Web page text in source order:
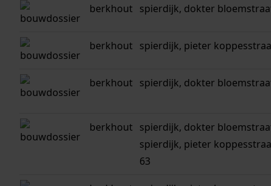
berkhout spierdijk, dokter
berkhout spierdijk, pieter
berkhout spierdijk, dokter bloemstraat
berkhout spierdijk, dokter bloemstraat
spierdijk, pieter koppesstraat
63